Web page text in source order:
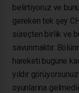
belirtiyoruz ve
gereken tek şey
süreçten birlik ve
savunmaktır.
hareketi bugüne
yıldır
oyunlarına